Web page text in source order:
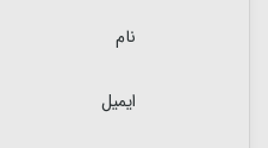
نام
ایمیل